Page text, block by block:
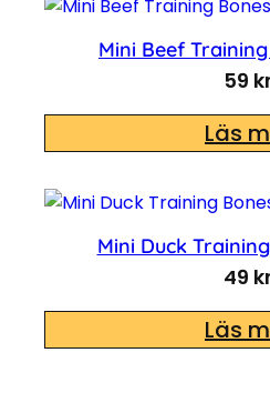
Mini Beef
59
Läs
Mini Duck
49
Läs